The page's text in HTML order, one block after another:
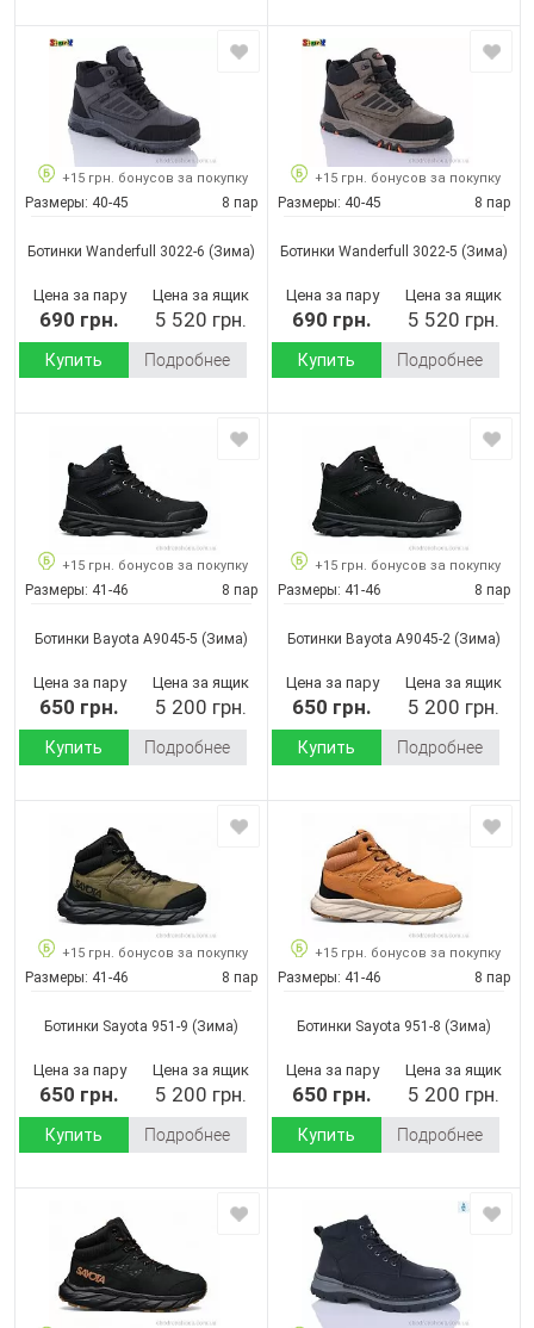
+15 грн. бонусов за покупку
Размеры: 40-45 8 пар
Ботинки Wanderfull 3022-6 (Зима)
Цена за пару
690 грн.
Цена за ящик
5 520 грн.
Купить Подробнее
+15 грн. бонусов за покупку
Размеры: 40-45 8 пар
Ботинки Wanderfull 3022-5 (Зима)
Цена за пару
690 грн.
Цена за ящик
5 520 грн.
Купить Подробнее
+15 грн. бонусов за покупку
Размеры: 41-46 8 пар
Ботинки Bayota A9045-5 (Зима)
Цена за пару
650 грн.
Цена за ящик
5 200 грн.
Купить Подробнее
+15 грн. бонусов за покупку
Размеры: 41-46 8 пар
Ботинки Bayota A9045-2 (Зима)
Цена за пару
650 грн.
Цена за ящик
5 200 грн.
Купить Подробнее
+15 грн. бонусов за покупку
Размеры: 41-46 8 пар
Ботинки Sayota 951-9 (Зима)
Цена за пару
650 грн.
Цена за ящик
5 200 грн.
Купить Подробнее
+15 грн. бонусов за покупку
Размеры: 41-46 8 пар
Ботинки Sayota 951-8 (Зима)
Цена за пару
650 грн.
Цена за ящик
5 200 грн.
Купить Подробнее